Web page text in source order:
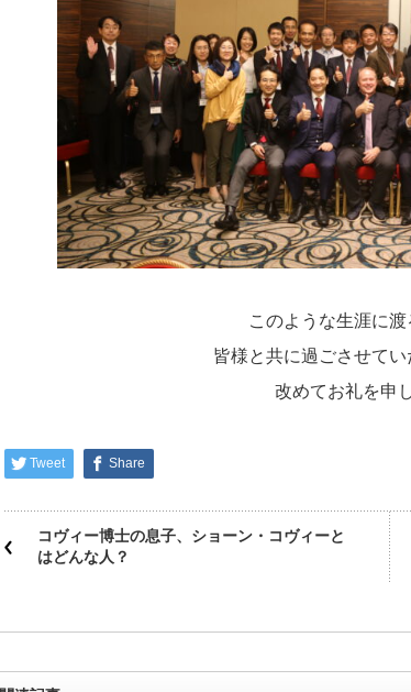
このような生涯に
皆様と共に過ごさせてい
改めてお礼を申
Tweet Share
コヴィー博士の息子、ショーン・コヴィーと
はどんな人？